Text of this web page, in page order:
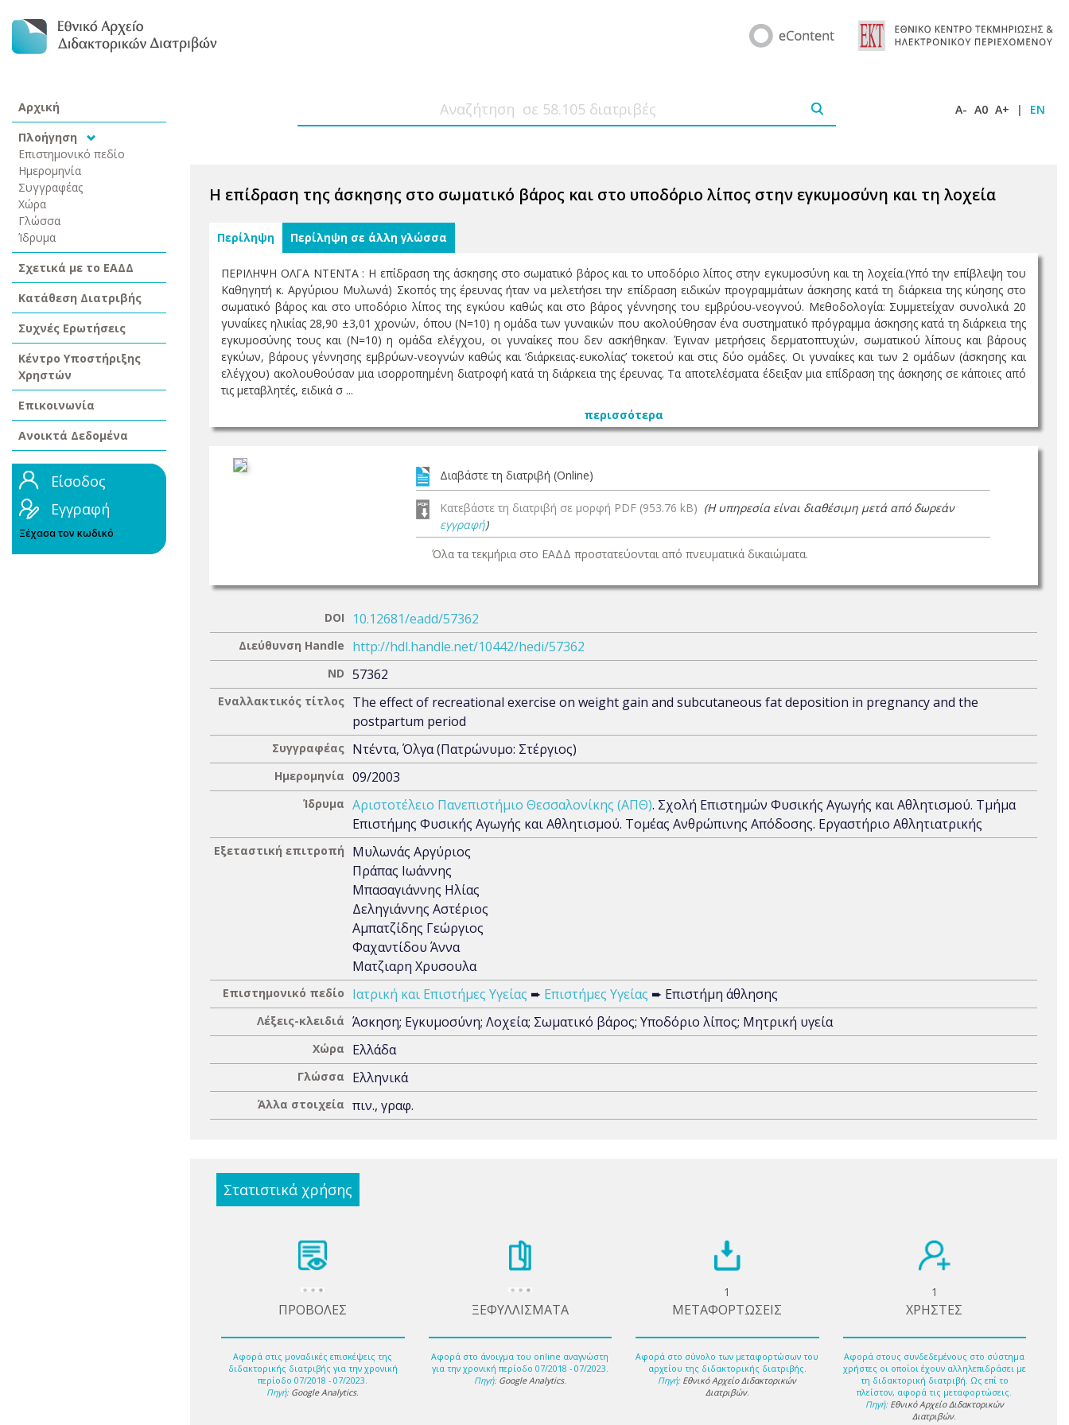
Αρχική
Πλοήγηση
Επιστημονικό πεδίο
Ημερομηνία
Συγγραφέας
Χώρα
Γλώσσα
Ίδρυμα
Σχετικά με το ΕΑΔΔ
Κατάθεση Διατριβής
Συχνές Ερωτήσεις
Κέντρο Υποστήριξης
Χρηστών
Επικοινωνία
Ανοικτά Δεδομένα
Είσοδος
Εγγραφή
Ξέχασα τον κωδικό
A- A0 A+ | EN
Η επίδραση της άσκησης στο σωματικό βάρος και στο υποδόριο λίπος στην εγκυμοσύνη και τη λοχεία
Περίληψη Περίληψη σε άλλη γλώσσα
ΠΕΡΙΛΗΨΗ ΟΛΓΑ ΝΤΕΝΤΑ : Η επίδραση της άσκησης στο σωματικό βάρος και το υποδόριο λίπος στην εγκυμοσύνη και τη λοχεία.(Υπό την επίβλεψη του
Καθηγητή κ. Αργύριου Μυλωνά) Σκοπός της έρευνας ήταν να μελετήσει την επίδραση ειδικών προγραμμάτων άσκησης κατά τη διάρκεια της κύησης στο
σωματικό βάρος και στο υποδόριο λίπος της εγκύου καθώς και στο βάρος γέννησης του εμβρύου-νεογνού. Μεθοδολογία: Συμμετείχαν συνολικά 20
γυναίκες ηλικίας 28,90 ±3,01 χρονών, όπου (Ν=10) η ομάδα των γυναικών που ακολούθησαν ένα συστηματικό πρόγραμμα άσκησης κατά τη διάρκεια της
εγκυμοσύνης τους και (Ν=10) η ομάδα ελέγχου, οι γυναίκες που δεν ασκήθηκαν. Έγιναν μετρήσεις δερματοπτυχών, σωματικού λίπους και βάρους
εγκύων, βάρους γέννησης εμβρύων-νεογνών καθώς και ‘διάρκειας-ευκολίας’ τοκετού και στις δύο ομάδες. Οι γυναίκες και των 2 ομάδων (άσκησης και
ελέγχου) ακολουθούσαν μια ισορροπημένη διατροφή κατά τη διάρκεια της έρευνας. Τα αποτελέσματα έδειξαν μια επίδραση της άσκησης σε κάποιες από
τις μεταβλητές, ειδικά σ ...
περισσότερα
Διαβάστε τη διατριβή (Online)
Κατεβάστε τη διατριβή σε μορφή PDF (953.76 kB) (Η υπηρεσία είναι διαθέσιμη μετά από δωρεάν
εγγραφή)
Όλα τα τεκμήρια στο ΕΑΔΔ προστατεύονται από πνευματικά δικαιώματα.
DOI 10.12681/eadd/57362
Διεύθυνση Handle http://hdl.handle.net/10442/hedi/57362
ND 57362
Εναλλακτικός τίτλος The effect of recreational exercise on weight gain and subcutaneous fat deposition in pregnancy and the
postpartum period
Συγγραφέας Ντέντα, Όλγα (Πατρώνυμο: Στέργιος)
Ημερομηνία 09/2003
Ίδρυμα Αριστοτέλειο Πανεπιστήμιο Θεσσαλονίκης (ΑΠΘ). Σχολή Επιστημών Φυσικής Αγωγής και Αθλητισμού. Τμήμα
Επιστήμης Φυσικής Αγωγής και Αθλητισμού. Τομέας Ανθρώπινης Απόδοσης. Εργαστήριο Αθλητιατρικής
Εξεταστική επιτροπή
Μυλωνάς Αργύριος
Πράπας Ιωάννης
Μπασαγιάννης Ηλίας
Δεληγιάννης Αστέριος
Αμπατζίδης Γεώργιος
Φαχαντίδου Άννα
Ματζιαρη Χρυσουλα
Επιστημονικό πεδίο Ιατρική και Επιστήμες Υγείας ➨ Επιστήμες Υγείας ➨ Επιστήμη άθλησης
Λέξεις-κλειδιά Άσκηση; Εγκυμοσύνη; Λοχεία; Σωματικό βάρος; Υποδόριο λίπος; Μητρική υγεία
Χώρα Ελλάδα
Γλώσσα Ελληνικά
Άλλα στοιχεία πιν., γραφ.
Στατιστικά χρήσης
ΠΡΟΒΟΛΕΣ
Αφορά στις μοναδικές επισκέψεις της
διδακτορικής διατριβής για την χρονική
περίοδο 07/2018 - 07/2023.
Πηγή: Google Analytics.
ΞΕΦΥΛΛΙΣΜΑΤΑ
Αφορά στο άνοιγμα του online αναγνώστη
για την χρονική περίοδο 07/2018 - 07/2023.
Πηγή: Google Analytics.
1
ΜΕΤΑΦΟΡΤΩΣΕΙΣ
Αφορά στο σύνολο των μεταφορτώσων του
αρχείου της διδακτορικής διατριβής.
Πηγή: Εθνικό Αρχείο Διδακτορικών
Διατριβών.
1
ΧΡΗΣΤΕΣ
Αφορά στους συνδεδεμένους στο σύστημα
χρήστες οι οποίοι έχουν αλληλεπιδράσει με
τη διδακτορική διατριβή. Ως επί το
πλείστον, αφορά τις μεταφορτώσεις.
Πηγή: Εθνικό Αρχείο Διδακτορικών
Διατριβών.